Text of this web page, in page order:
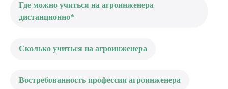
Где можно учиться на агроинженера
дистанционно*
Сколько учиться на агроинженера
Востребованность профессии агроинженера